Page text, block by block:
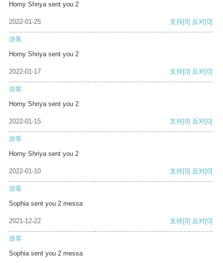
Horny Shriya sent you 2
2022-01-25 支持[0] 反对[0]
游客
Horny Shriya sent you 2
2022-01-17 支持[0] 反对[0]
游客
Horny Shriya sent you 2
2022-01-15 支持[0] 反对[0]
游客
Horny Shriya sent you 2
2022-01-10 支持[0] 反对[0]
游客
Sophia sent you 2 messa
2021-12-22 支持[0] 反对[0]
游客
Sophia sent you 2 messa